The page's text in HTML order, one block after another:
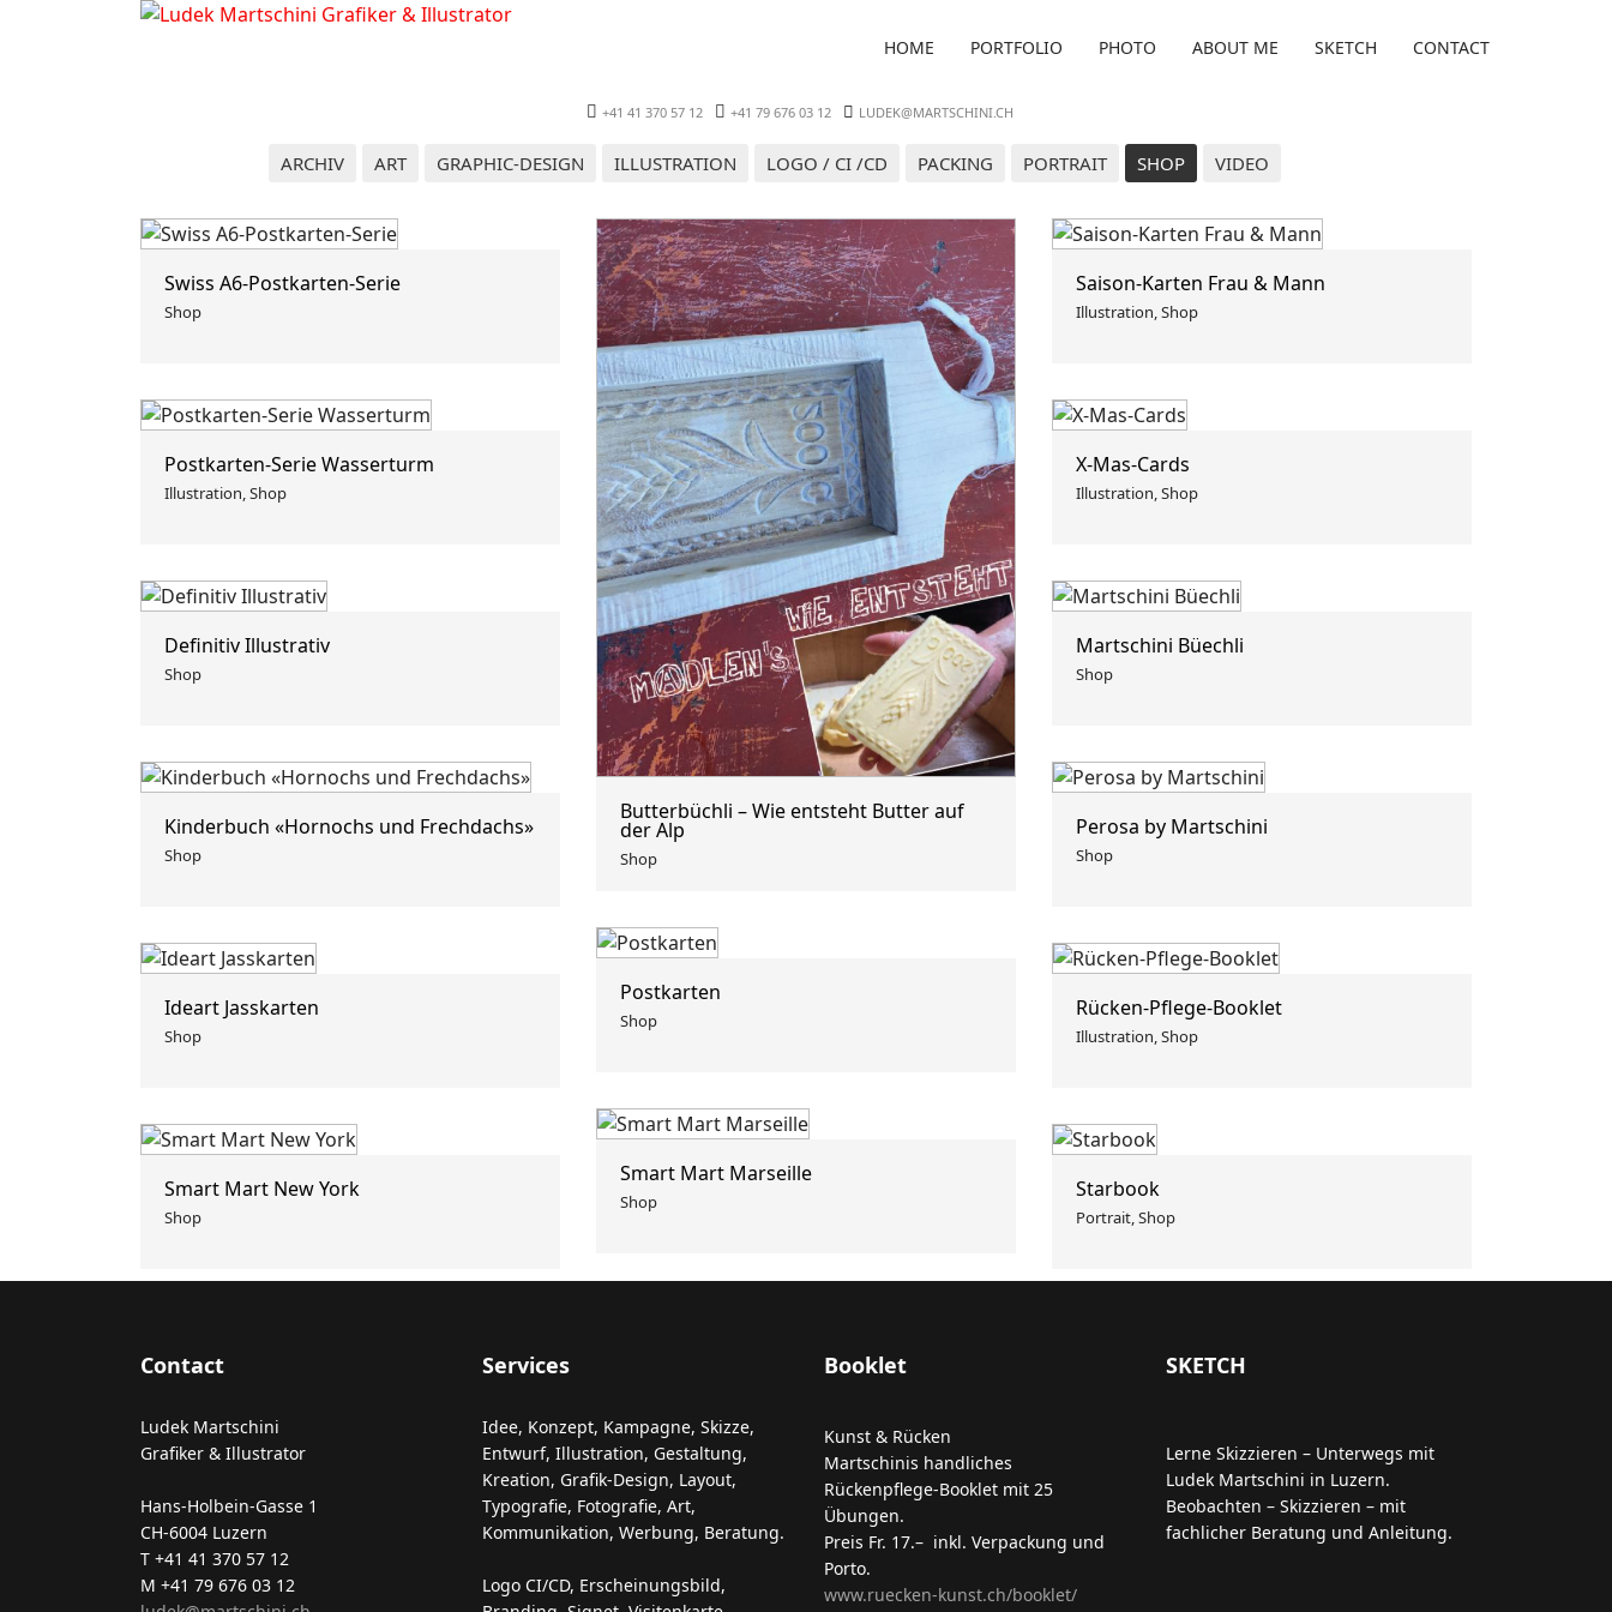
HOME PORTFOLIO PHOTO ABOUT ME SKETCH CONTACT
+41 41 370 57 12 +41 79 676 03 12 LUDEK@MARTSCHINI.CH
ARCHIV ART GRAPHIC-DESIGN ILLUSTRATION LOGO / CI /CD PACKING PORTRAIT SHOP VIDEO
Swiss A6-Postkarten-Serie
Shop
Butterbüchli – Wie entsteht Butter auf
der Alp
Shop
Saison-Karten Frau & Mann
Illustration, Shop
Postkarten-Serie Wasserturm
Illustration, Shop
X-Mas-Cards
Illustration, Shop
Definitiv Illustrativ
Shop
Martschini Büechli
Shop
Kinderbuch «Hornochs und Frechdachs»
Shop
Perosa by Martschini
Shop
Postkarten
Shop
Ideart Jasskarten
Shop
Rücken-Pflege-Booklet
Illustration, Shop
Smart Mart Marseille
Shop
Smart Mart New York
Shop
Starbook
Portrait, Shop
Contact
Ludek Martschini
Grafiker & Illustrator
Hans-Holbein-Gasse 1
CH-6004 Luzern
T +41 41 370 57 12
M +41 79 676 03 12
Services
Idee, Konzept, Kampagne, Skizze,
Entwurf, Illustration, Gestaltung,
Kreation, Grafik-Design, Layout,
Typografie, Fotografie, Art,
Kommunikation, Werbung, Beratung.
Logo CI/CD, Erscheinungsbild,
Booklet
Kunst & Rücken
Martschinis handliches
Rückenpflege-Booklet mit 25
Übungen.
Preis Fr. 17.– inkl. Verpackung und
Porto.
www.ruecken-kunst.ch/booklet/
SKETCH
Lerne Skizzieren – Unterwegs mit
Ludek Martschini in Luzern.
Beobachten – Skizzieren – mit
fachlicher Beratung und Anleitung.